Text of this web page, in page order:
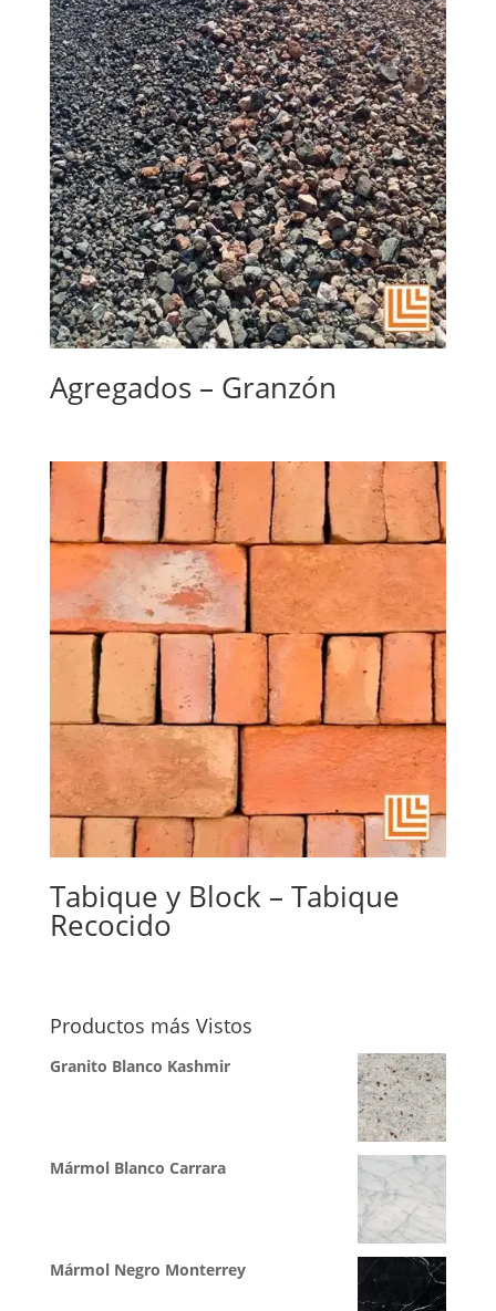
Agregados – Granzón
Tabique y Block – Tabique
Recocido
Productos más Vistos
Granito Blanco Kashmir
Mármol Blanco Carrara
Mármol Negro Monterrey